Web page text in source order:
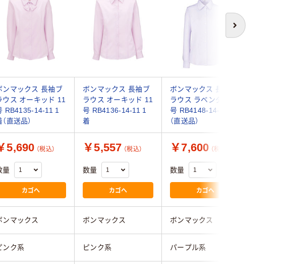
次へ
ンマックス 長袖ブ
ウス オーキッド 11
RB4135-14-11 1
（直送品）
ボンマックス 長袖ブ
ラウス オーキッド 11
号 RB4136-14-11 1
着
ボンマックス 長袖ブ
ラウス ラベンダー 5
号 RB4148-14-5 1着
（直送品）
5,690 （税込）
量
カゴへ
￥5,557 （税込）
数量
カゴへ
￥7,600 （税込）
数量
カゴへ
ンマックス ボンマックス ボンマックス
ンク系 ピンク系 パープル系